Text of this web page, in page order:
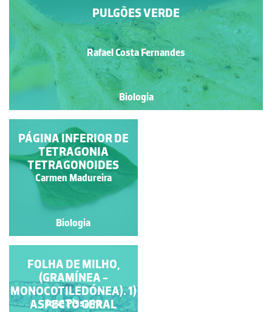
PULGÕES VERDE
Rafael Costa Fernandes
Biologia
NERVAÇÃO FOLIAR
Rubim Manuel Almeida da
Silva
Biologia
PÁGINA INFERIOR DE
TETRAGONIA
TETRAGONOIDES
Carmen Madureira
Biologia
PÁGINA SUPERIOR DE
FOLHA DE
TETRAGONIA
TETRAGONOIDES
Carmen Madureira
FOLHA DE MILHO,
(GRAMÍNEA -
MONOCOTILEDÓNEA). 1)
ASPECTO GERAL
Jose Pissarra